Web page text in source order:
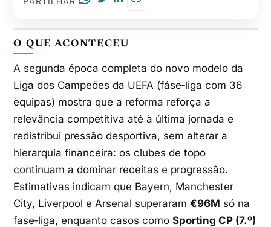
O QUE ACONTECEU
A segunda época completa do novo modelo da
Liga dos Campeões da UEFA (fáse‑liga com 36
equipas) mostra que a reforma reforça a
relevância competitiva até à última jornada e
redistribui pressão desportiva, sem alterar a
hierarquia financeira: os clubes de topo
continuam a dominar receitas e progressão.
Estimativas indicam que Bayern, Manchester
City, Liverpool e Arsenal superaram€96M só na
fase‑liga, enquanto casos comoSporting CP (7.º)